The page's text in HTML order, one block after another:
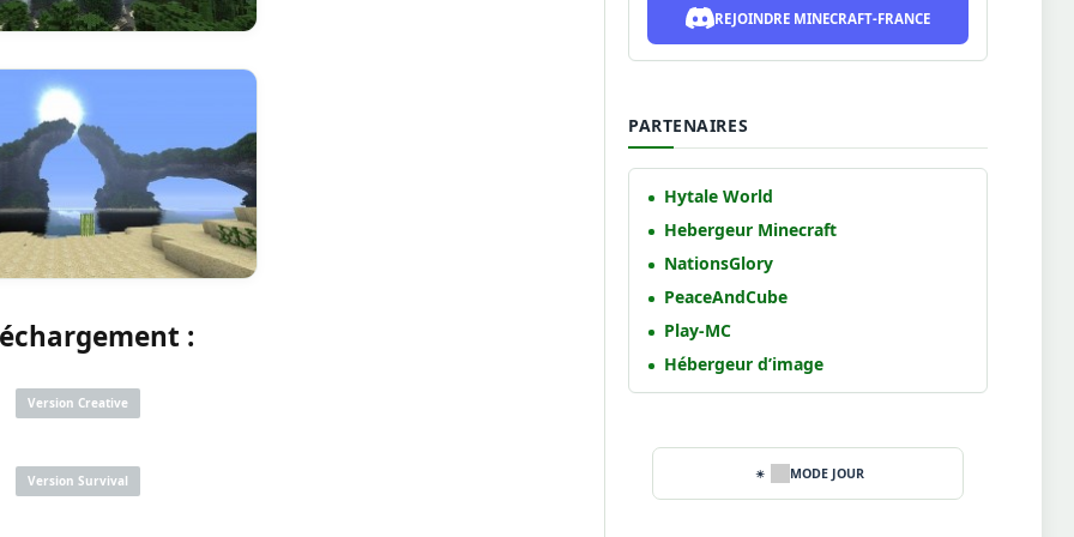
:
Version Creative
Version Survival
REJOINDRE MINECRAFT-FRANCE
PARTENAIRES
Hytale World
Hebergeur Minecraft
NationsGlory
PeaceAndCube
Play-MC
Hébergeur d’image
MODE JOUR